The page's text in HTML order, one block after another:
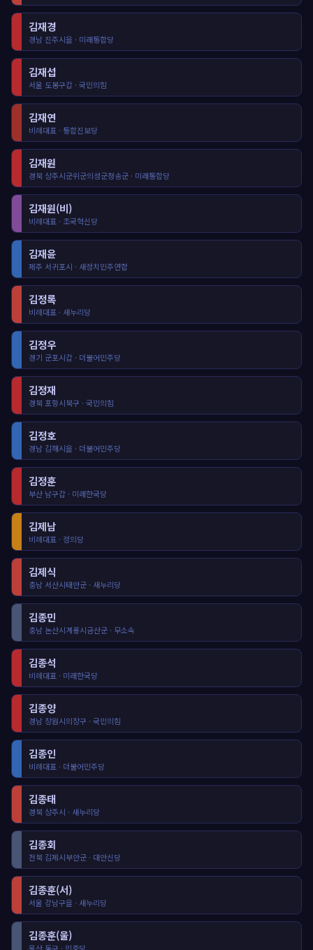
김재경
경남 진주시을 · 미래통합당
김재섭
서울 도봉구갑 · 국민의힘
김재연
비례대표 · 통합진보당
김재원
경북 상주시군위군의성군청송군 · 미래통합당
김재원(비)
비례대표 · 조국혁신당
김재윤
제주 서귀포시 · 새정치민주연합
김정록
비례대표 · 새누리당
김정우
경기 군포시갑 · 더불어민주당
김정재
경북 포항시북구 · 국민의힘
김정호
경남 김해시을 · 더불어민주당
김정훈
부산 남구갑 · 미래한국당
김제남
비례대표 · 정의당
김제식
충남 서산시태안군 · 새누리당
김종민
충남 논산시계룡시금산군 · 무소속
김종석
비례대표 · 미래한국당
김종양
경남 창원시의창구 · 국민의힘
김종인
비례대표 · 더불어민주당
김종태
경북 상주시 · 새누리당
김종회
전북 김제시부안군 · 대안신당
김종훈(서)
서울 강남구을 · 새누리당
김종훈(울)